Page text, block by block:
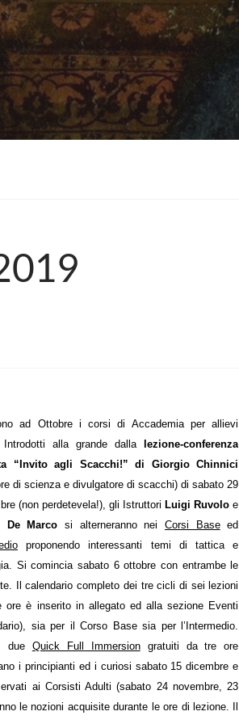
ad Ottobre i corsi di Accademia per allievi
Introdotti alla grande dalla lezione-conferenza
“Invito agli Scacchi!” di Giorgio Chinnici
di scienza e divulgatore di scacchi) di sabato 29
(non perdetevela!), gli IstruttoriLuigi Ruvolo e
De Marco si alterneranno neiCorsi Baseed
proponendo interessanti temi di tattica e
Si comincia sabato 6 ottobre con entrambe le
Il calendario completo dei tre cicli di sei lezioni
ore è inserito in allegato ed alla sezione Eventi
sia per il Corso Base sia per l’Intermedio.
due Quick Full Immersiongratuiti da tre ore
i principianti ed i curiosi sabato 15 dicembre e
ai Corsisti Adulti (sabato 24 novembre, 23
le nozioni acquisite durante le ore di lezione. Il